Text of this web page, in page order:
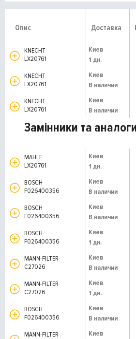
Опис Доставка
KNECHT
LX20761
Киев
1 дн.
KNECHT
LX20761
Киев
В наличии
KNECHT
LX20761
Киев
В наличии
Замінники та
MAHLE
LX20761
Киев
1 дн.
BOSCH
F026400356
Киев
В наличии
BOSCH
F026400356
Киев
В наличии
BOSCH
F026400356
Киев
1 дн.
MANN-FILTER
C27026
Киев
В наличии
MANN-FILTER
C27026
Киев
1 дн.
BOSCH
F026400356
Киев
В наличии
MANN-FILTER
Киев